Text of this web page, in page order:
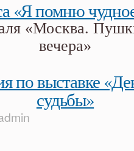
«Я помню
«Москва.
вечера»
чудное мгновение»
по выставке
судьбы»
выставке «декабристы: люди и